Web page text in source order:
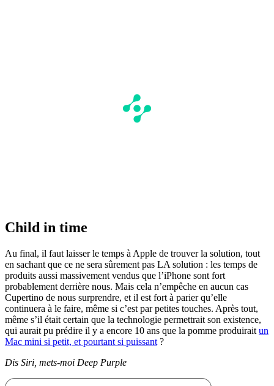
Child in time
Au final, il faut laisser le temps à Apple de trouver la solution, tout
en sachant que ce ne sera sûrement pas LA solution : les temps de
produits aussi massivement vendus que l’iPhone sont fort
probablement derrière nous. Mais cela n’empêche en aucun cas
Cupertino de nous surprendre, et il est fort à parier qu’elle
continuera à le faire, même si c’est par petites touches. Après tout,
même s’il était certain que la technologie permettrait son existence,
qui aurait pu prédire il y a encore 10 ans que la pomme produirait un
Mac mini si petit, et pourtant si puissant ?
Dis Siri, mets-moi Deep Purple